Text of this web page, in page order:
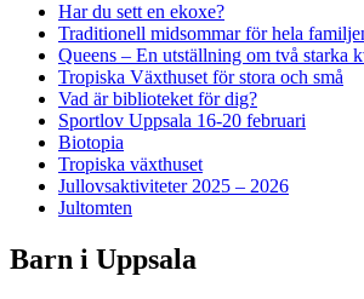
Har du sett en ekoxe?
Traditionell midsommar för hela
Queens – En utställning om två starka
Tropiska Växthuset för stora och små
Vad är biblioteket för dig?
Sportlov Uppsala 16-20 februari
Biotopia
Tropiska växthuset
Jullovsaktiviteter 2025 – 2026
Jultomten
Barn i Uppsala